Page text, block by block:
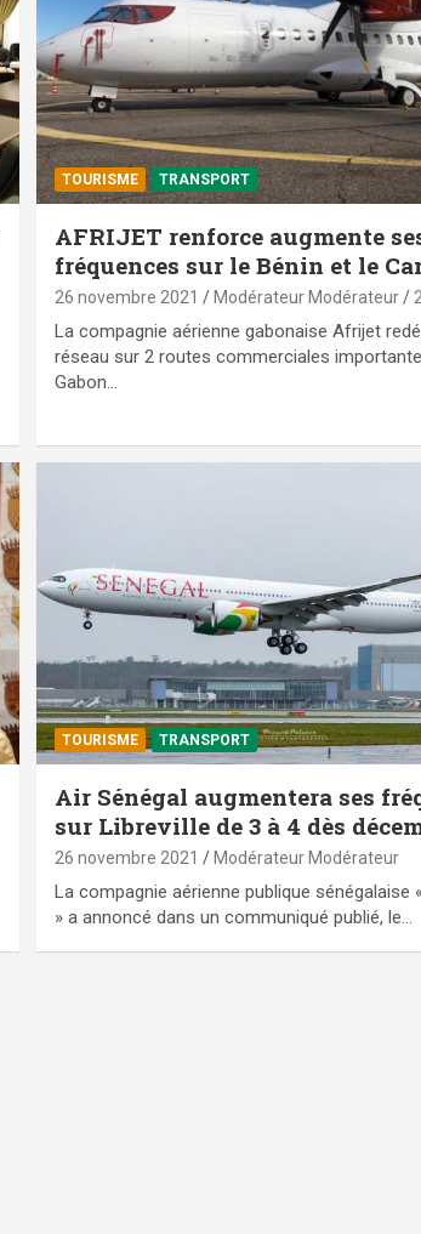
TOURISME TRANSPORT
AFRIJET renforce augmente
fréquences sur le Bénin et le
26 novembre 2021 Modérateur Modérateur
La compagnie aérienne gabonaise Afrijet
réseau sur 2 routes commerciales
Gabon…
TOURISME TRANSPORT
Air Sénégal augmentera ses
sur Libreville de 3 à 4 dès
26 novembre 2021 Modérateur Modérateur
La compagnie aérienne publique sénégalaise
» a annoncé dans un communiqué publié, le…